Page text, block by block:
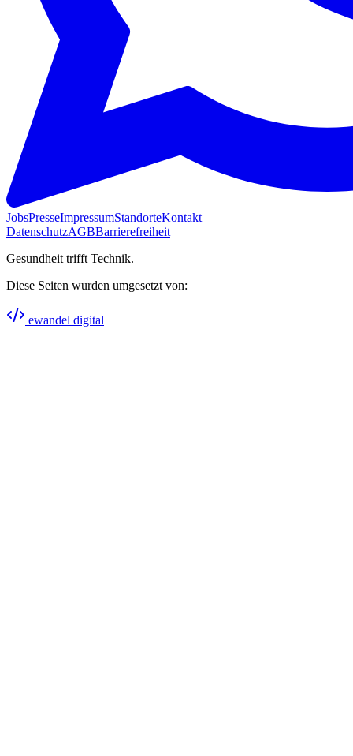
JobsPresseImpressumStandorteKontakt
DatenschutzAGBBarrierefreiheit
Gesundheit trifft Technik.
Diese Seiten wurden umgesetzt von:
ewandel digital